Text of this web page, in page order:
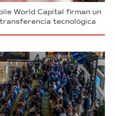
World Capital firman un
tecnológica